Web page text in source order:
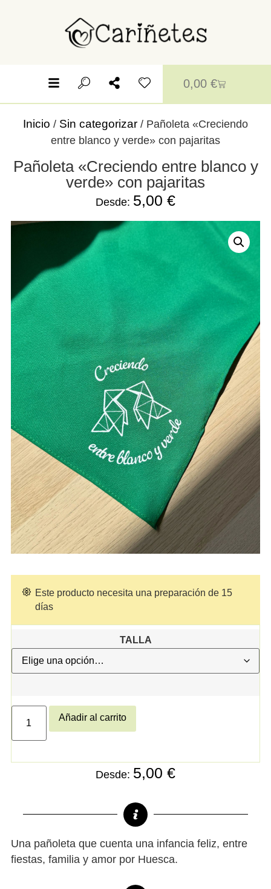
0,00 €
Inicio / Sin categorizar / Pañoleta «Creciendo
entre blanco y verde» con pajaritas
Pañoleta «Creciendo entre blanco y
verde» con pajaritas
Desde: 5,00 €
Este producto necesita una preparación de 15
días
TALLA
Añadir al carrito
Desde: 5,00 €
Una pañoleta que cuenta una infancia feliz, entre
fiestas, familia y amor por Huesca.